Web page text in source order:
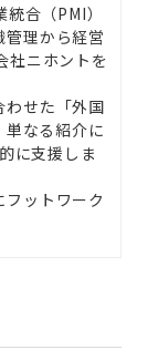
合（PMI）
理から経営
社ニホントを
わせた「外国
単なる紹介に
に支援しま
ットワーク